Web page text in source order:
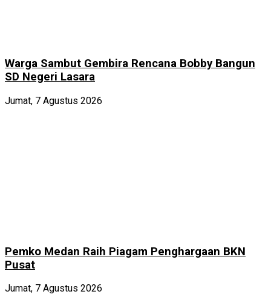
Warga Sambut Gembira Rencana Bobby Bangun
SD Negeri Lasara
Jumat, 7 Agustus 2026
Pemko Medan Raih Piagam Penghargaan BKN
Pusat
Jumat, 7 Agustus 2026